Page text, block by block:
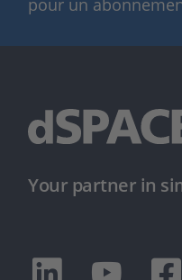
pour un
Your partner in